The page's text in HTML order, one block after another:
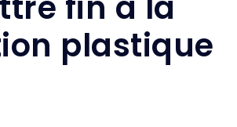
plastique